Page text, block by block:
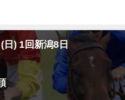
日) 1回新潟8日